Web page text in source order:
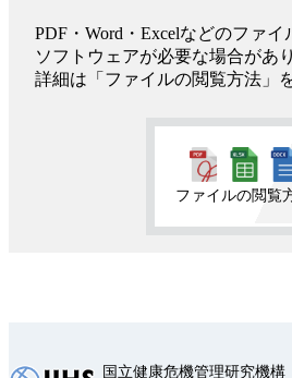
PDF・Word・Excelなどのファイ
ソフトウェアが必要な場合があ
詳細は「ファイルの閲覧方法」
ファイルの閲覧
国立健康危機管理研究機構